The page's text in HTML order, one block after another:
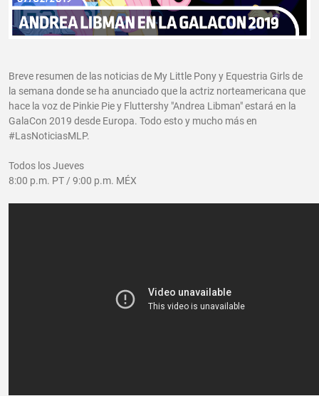
Breve resumen de las noticias de My Little Pony y Equestria Girls de
la semana donde se ha anunciado que la actriz norteamericana que
hace la voz de Pinkie Pie y Fluttershy "Andrea Libman" estará en la
GalaCon 2019 desde Europa. Todo esto y mucho más en
#LasNoticiasMLP.
Todos los Jueves
8:00 p.m. PT / 9:00 p.m. MÉX